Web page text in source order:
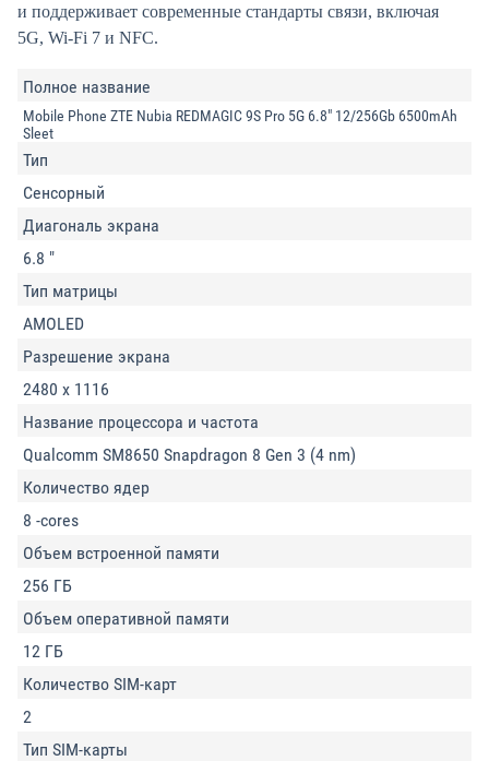
и поддерживает современные стандарты связи, включая
5G, Wi-Fi 7 и NFC.
Полное название
Mobile Phone ZTE Nubia REDMAGIC 9S Pro 5G 6.8" 12/256Gb 6500mAh
Sleet
Тип
Сенсорный
Диагональ экрана
6.8 "
Тип матрицы
AMOLED
Разрешение экрана
2480 x 1116
Название процессора и частота
Qualcomm SM8650 Snapdragon 8 Gen 3 (4 nm)
Количество ядер
8 -cores
Объем встроенной памяти
256 ГБ
Объем оперативной памяти
12 ГБ
Количество SIM-карт
2
Тип SIM-карты